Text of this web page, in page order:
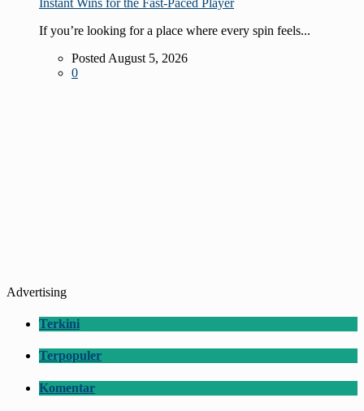
If you’re looking for a place where every spin feels...
Posted August 5, 2026
0
Advertising
Terkini
Terpopuler
Komentar